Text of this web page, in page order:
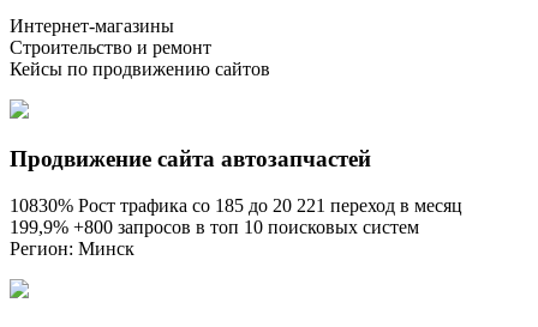
Интернет-магазины
Строительство и ремонт
Кейсы по продвижению сайтов
Продвижение сайта автозапчастей
10830% Рост трафика со 185 до 20 221 переход в месяц
199,9% +800 запросов в топ 10 поисковых систем
Регион: Минск